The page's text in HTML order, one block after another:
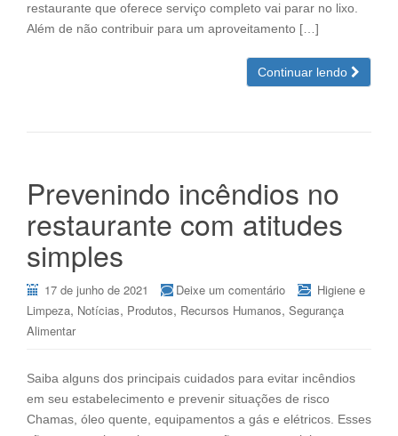
restaurante que oferece serviço completo vai parar no lixo.
Além de não contribuir para um aproveitamento […]
Continuar lendo
Prevenindo incêndios no
restaurante com atitudes
simples
17 de junho de 2021 Deixe um comentário
Higiene e
Limpeza, Notícias, Produtos, Recursos Humanos, Segurança
Alimentar
Saiba alguns dos principais cuidados para evitar incêndios
em seu estabelecimento e prevenir situações de risco
Chamas, óleo quente, equipamentos a gás e elétricos. Esses